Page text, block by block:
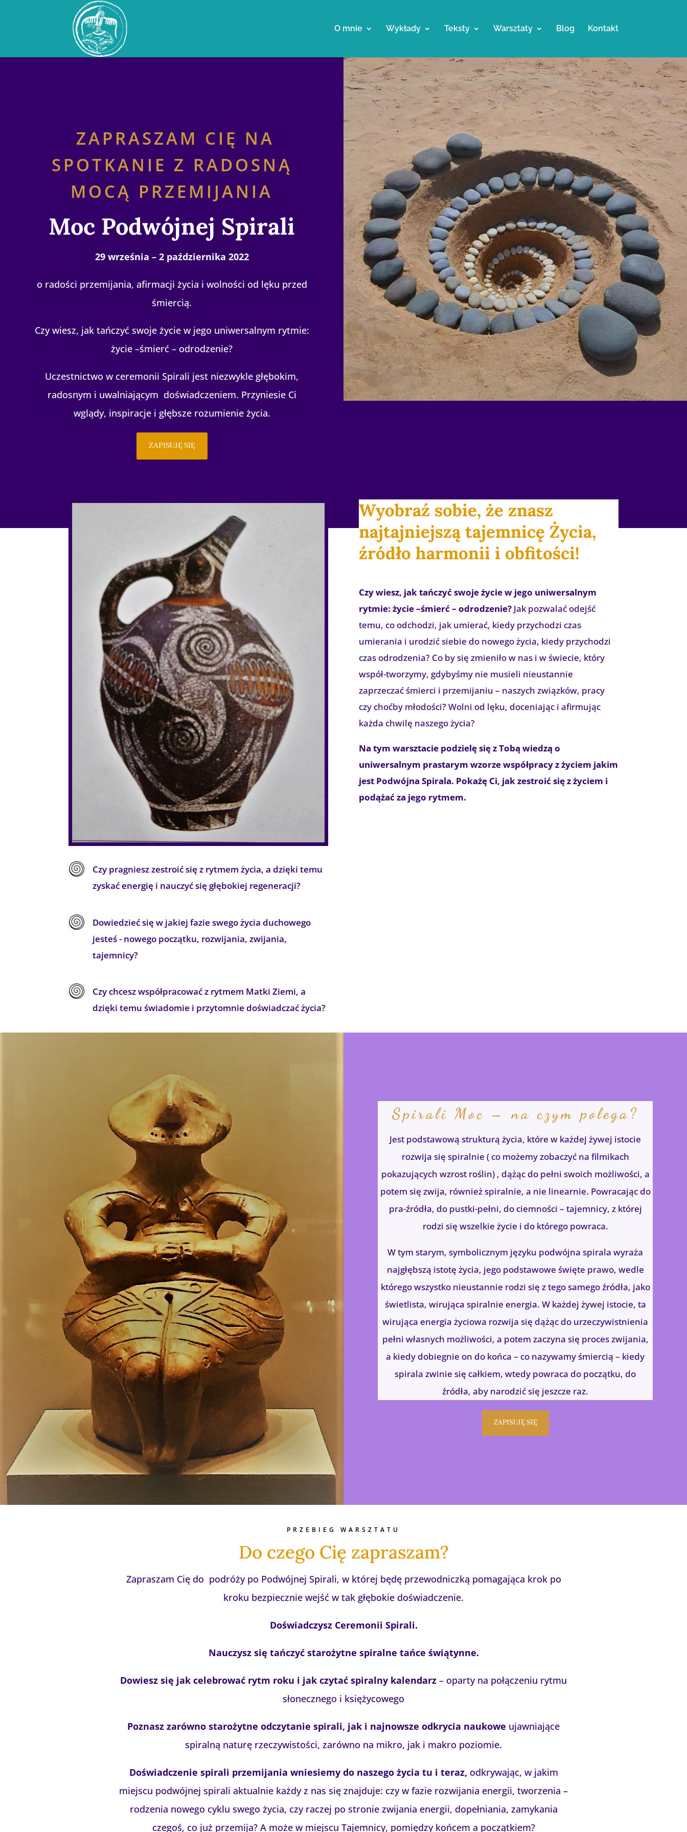
O mnie Wykłady Teksty Warsztaty Blog Kontakt
ZAPRASZAM CIĘ NA
SPOTKANIE Z RADOSNĄ
MOCĄ PRZEMIJANIA
Moc Podwójnej Spirali
29 września – 2 października 2022
o radości przemijania, afirmacji życia i wolności od lęku przed
śmiercią.
Czy wiesz, jak tańczyć swoje życie w jego uniwersalnym rytmie:
życie –śmierć – odrodzenie?
Uczestnictwo w ceremonii Spirali jest niezwykle głębokim,
radosnym i uwalniającym doświadczeniem. Przyniesie Ci
wglądy, inspiracje i głębsze rozumienie życia.
ZAPISUJĘ SIĘ
Czy pragniesz zestroić się z rytmem życia, a dzięki temu
zyskać energię i nauczyć się głębokiej regeneracji?
Dowiedzieć się w jakiej fazie swego życia duchowego
jesteś - nowego początku, rozwijania, zwijania,
tajemnicy?
Czy chcesz współpracować z rytmem Matki Ziemi, a
dzięki temu świadomie i przytomnie doświadczać życia?
Wyobraź sobie, że znasz
najtajniejszą tajemnicę Życia,
źródło harmonii i obfitości!
Czy wiesz, jak tańczyć swoje życie w jego uniwersalnym
rytmie: życie –śmierć – odrodzenie?Jak pozwalać odejść
temu, co odchodzi, jak umierać, kiedy przychodzi czas
umierania i urodzić siebie do nowego życia, kiedy przychodzi
czas odrodzenia? Co by się zmieniło w nas i w świecie, który
współ-tworzymy, gdybyśmy nie musieli nieustannie
zaprzeczać śmierci i przemijaniu – naszych związków, pracy
czy choćby młodości? Wolni od lęku, doceniając i afirmując
każda chwilę naszego życia?
Na tym warsztacie podzielę się z Tobą wiedzą o
uniwersalnym prastarym wzorze współpracy z życiem jakim
jest Podwójna Spirala. Pokażę Ci, jak zestroić się z życiem i
podążać za jego rytmem.
Your content goes here. Edit or remove this text inline or in the module
Content settings. You can also style every aspect of this content in the
module Design settings and even apply custom CSS to this text in the
module Advanced settings.Your content goes here. Edit or remove this
text inline or in the module Content settings. You can also style every
aspect of this content in the module Design settings and even apply
custom CSS to this text in the module Advanced settings.
Spirali Moc – na czym polega?
Jest podstawową strukturą życia, które w każdej żywej istocie
rozwija się spiralnie ( co możemy zobaczyć na filmikach
pokazujących wzrost roślin) , dążąc do pełni swoich możliwości, a
potem się zwija, również spiralnie, a nie linearnie. Powracając do
pra-źródła, do pustki-pełni, do ciemności – tajemnicy, z której
rodzi się wszelkie życie i do którego powraca.
W tym starym, symbolicznym języku podwójna spirala wyraża
najgłębszą istotę życia, jego podstawowe święte prawo, wedle
którego wszystko nieustannie rodzi się z tego samego źródła, jako
świetlista, wirująca spiralnie energia. W każdej żywej istocie, ta
wirująca energia życiowa rozwija się dążąc do urzeczywistnienia
pełni własnych możliwości, a potem zaczyna się proces zwijania,
a kiedy dobiegnie on do końca – co nazywamy śmiercią – kiedy
spirala zwinie się całkiem, wtedy powraca do początku, do
źródła, aby narodzić się jeszcze raz.
ZAPISUJĘ SIĘ
PRZEBIEG WARSZTATU
Do czego Cię zapraszam?
Zapraszam Cię do podróży po Podwójnej Spirali, w której będę przewodniczką pomagająca krok po
kroku bezpiecznie wejść w tak głębokie doświadczenie.
Doświadczysz Ceremonii Spirali.
Nauczysz się tańczyć starożytne spiralne tańce świątynne.
Dowiesz się jak celebrować rytm roku i jak czytać spiralny kalendarz – oparty na połączeniu rytmu
słonecznego i księżycowego
Poznasz zarówno starożytne odczytanie spirali, jak i najnowsze odkrycia naukowe ujawniające
spiralną naturę rzeczywistości, zarówno na mikro, jak i makro poziomie.
Doświadczenie spirali przemijania wniesiemy do naszego życia tu i teraz, odkrywając, w jakim
miejscu podwójnej spirali aktualnie każdy z nas się znajduje: czy w fazie rozwijania energii, tworzenia –
rodzenia nowego cyklu swego życia, czy raczej po stronie zwijania energii, dopełniania, zamykania
czegoś, co już przemija? A może w miejscu Tajemnicy, pomiędzy końcem a początkiem?